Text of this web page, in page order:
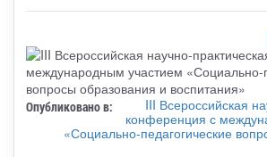
Опубликовано в:
III Всероссийская
конференция с
«Социально-педагогические